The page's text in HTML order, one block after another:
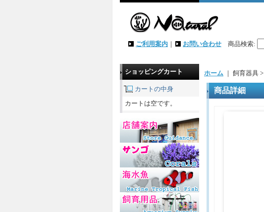
ご利用案内 ｜ お問い合わせ 商品検索:
ショッピングカート
カートの中身
カートは空です。
ホーム ｜ 飼育器具 >
商品詳細